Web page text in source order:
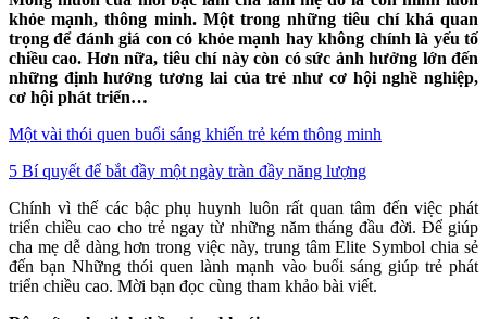
khỏe mạnh, thông minh. Một trong những tiêu chí khá quan
trọng để đánh giá con có khỏe mạnh hay không chính là yếu tố
chiều cao. Hơn nữa, tiêu chí này còn có sức ảnh hưởng lớn đến
những định hướng tương lai của trẻ như cơ hội nghề nghiệp,
cơ hội phát triển…
Một vài thói quen buổi sáng khiến trẻ kém thông minh
5 Bí quyết để bắt đầy một ngày tràn đầy năng lượng
Chính vì thế các bậc phụ huynh luôn rất quan tâm đến việc phát
triển chiều cao cho trẻ ngay từ những năm tháng đầu đời. Để giúp
cha mẹ dễ dàng hơn trong việc này, trung tâm Elite Symbol chia sẻ
đến bạn Những thói quen lành mạnh vào buổi sáng giúp trẻ phát
triển chiều cao. Mời bạn đọc cùng tham khảo bài viết.